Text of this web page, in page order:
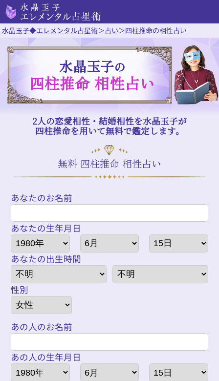
水晶玉子◆エレメンタル占星術＞占い＞四柱推命の相性占い
水晶玉子の
四柱推命 相性占い
2人の恋愛相性・結婚相性を水晶玉子が
四柱推命を用いて無料で鑑定します。
無料 四柱推命 相性占い
あなたのお名前
あなたの生年月日
あなたの出生時間
性別
あの人のお名前
あの人の生年月日